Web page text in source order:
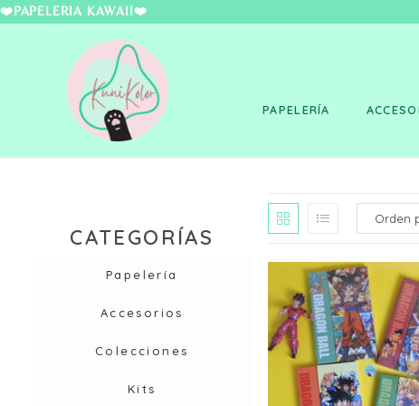
❤️PAPELERÍA
PAPELERÍA
CATEGORÍAS
Papelería
Accesorios
Colecciones
Kits